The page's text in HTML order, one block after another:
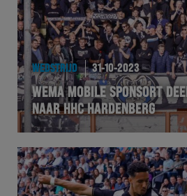
WEDSTRIJD 31-10-2023
WEMA MOBILE SPONSORT
NAAR HHC HARDENBERG